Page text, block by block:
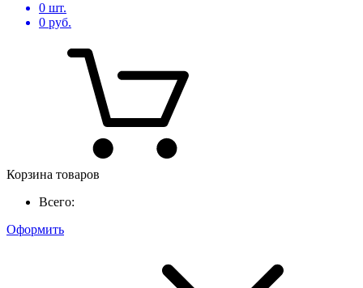
0 шт.
0 руб.
Корзина товаров
Всего:
Оформить